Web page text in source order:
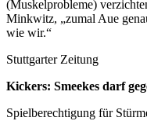
(Muskelprobleme)
Minkwitz, „zumal Aue
wie wir.“
Stuttgarter Zeitung
Kickers: Smeekes darf
Spielberechtigung für